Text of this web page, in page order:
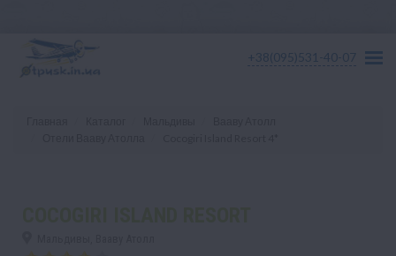
+38(095)531-40-07